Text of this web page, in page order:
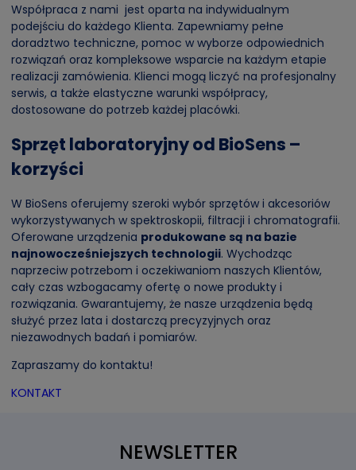
Współpraca z nami jest oparta na indywidualnym
podejściu do każdego Klienta. Zapewniamy pełne
doradztwo techniczne, pomoc w wyborze odpowiednich
rozwiązań oraz kompleksowe wsparcie na każdym etapie
realizacji zamówienia. Klienci mogą liczyć na profesjonalny
serwis, a także elastyczne warunki współpracy,
dostosowane do potrzeb każdej placówki.
Sprzęt laboratoryjny od BioSens –
korzyści
W BioSens oferujemy szeroki wybór sprzętów i akcesoriów
wykorzystywanych w spektroskopii, filtracji i chromatografii.
Oferowane urządzenia produkowane są na bazie
najnowocześniejszych technologii. Wychodząc
naprzeciw potrzebom i oczekiwaniom naszych Klientów,
cały czas wzbogacamy ofertę o nowe produkty i
rozwiązania. Gwarantujemy, że nasze urządzenia będą
służyć przez lata i dostarczą precyzyjnych oraz
niezawodnych badań i pomiarów.
Zapraszamy do kontaktu!
KONTAKT
NEWSLETTER